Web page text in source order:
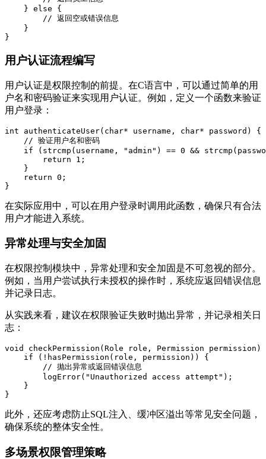
    } else {
        // 返回空或错误信息
    }
用户认证流程编写
用户认证是权限控制的前提。在C语言中，可以通过简单的用
户名和密码验证来实现用户认证。例如，定义一个函数来验证
用户登录：
int authenticateUser(char* username, char* password) {
    // 验证用户名和密码
if (strcmp(username, "admin") == 0 &&
        return 1;
    }
    return 0;
在实际应用中，可以在用户登录时调用此函数，确保只有合法
用户才能进入系统。
异常处理与安全加固
在权限控制模块中，异常处理和安全加固是不可忽视的部分。
例如，当用户尝试执行未授权的操作时，系统应返回错误信息
并记录日志。
从实践来看，建议在权限验证失败时抛出异常，并记录相关日
志：
void checkPermission(Role role, Permission permission)
    if (!hasPermission(role, permission)) {
        // 抛出异常或返回错误信息
        logError("Unauthorized access attempt");
    }
此外，还应考虑防止SQL注入、缓冲区溢出等常见安全问题，
确保系统的整体安全性。
多场景权限管理策略